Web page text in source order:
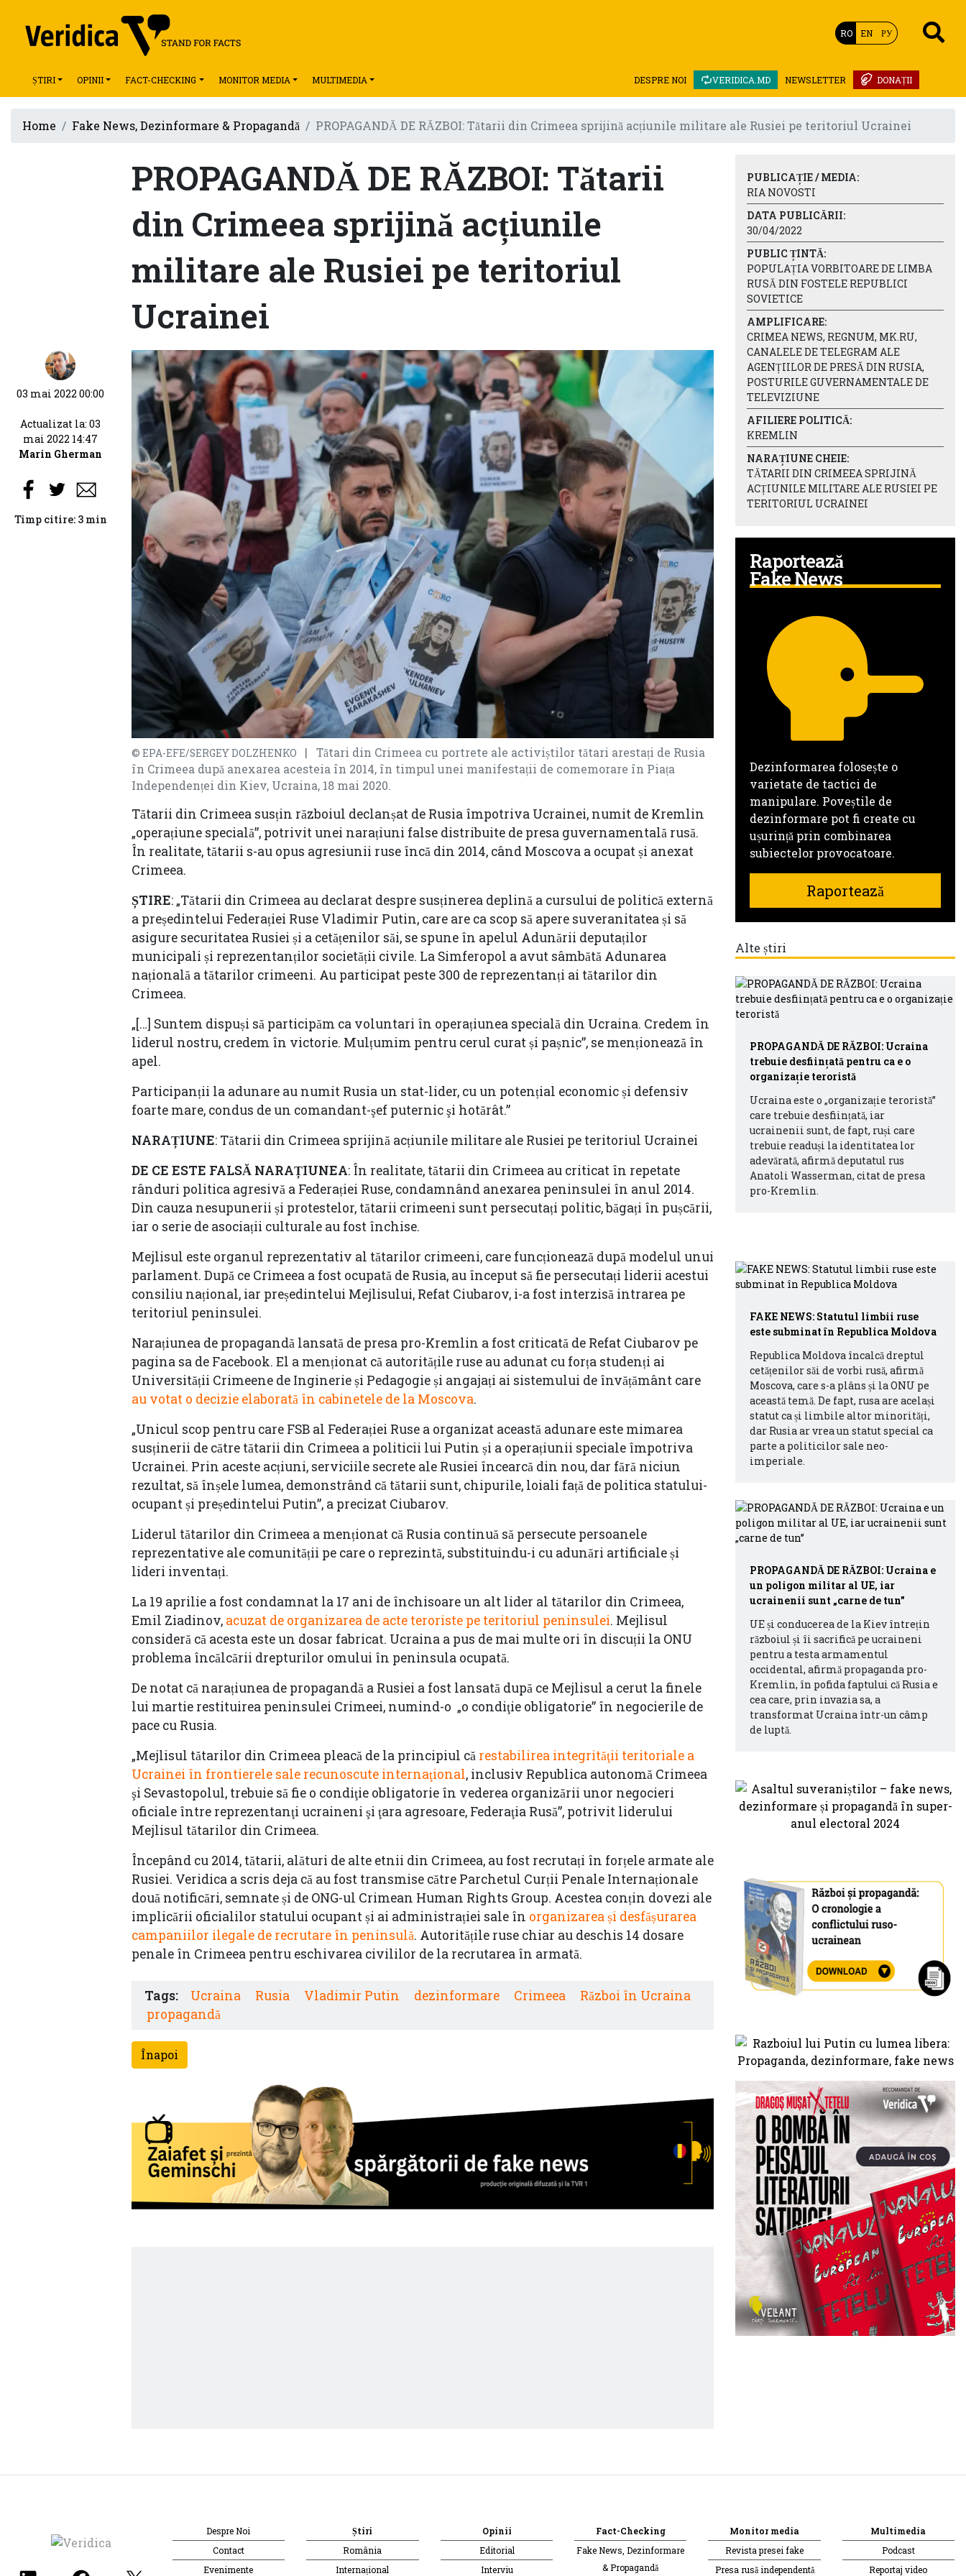
RO EN РУ
ȘTIRI OPINII FACT-CHECKING MONITOR MEDIA MULTIMEDIA DONAȚII
NEWSLETTER
VERIDICA.MD
DESPRE NOI
Home Fake News, Dezinformare & Propagandă PROPAGANDĂ DE RĂZBOI: Tătarii din Crimeea sprijină acțiunile militare ale Rusiei pe teritoriul Ucrainei
PROPAGANDĂ DE RĂZBOI: Tătarii
din Crimeea sprijină acțiunile
militare ale Rusiei pe teritoriul
Ucrainei
© EPA-EFE/SERGEY DOLZHENKO
| Tătari din Crimeea cu portrete ale activiștilor tătari arestați de Rusia
în Crimeea după anexarea acesteia în 2014, în timpul unei manifestații de comemorare în Piața
Independenței din Kiev, Ucraina, 18 mai 2020.
Tătarii din Crimeea susțin războiul declanșat de Rusia împotriva Ucrainei, numit de Kremlin
„operațiune specială”, potrivit unei narațiuni false distribuite de presa guvernamentală rusă.
În realitate, tătarii s-au opus agresiunii ruse încă din 2014, când Moscova a ocupat și anexat
Crimeea.
ȘTIRE: „Tătarii din Crimeea au declarat despre susținerea deplină a cursului de politică externă
a președintelui Federației Ruse Vladimir Putin, care are ca scop să apere suveranitatea și să
asigure securitatea Rusiei și a cetățenilor săi, se spune în apelul Adunării deputaților
municipali și reprezentanților societății civile. La Simferopol a avut sâmbătă Adunarea
națională a tătarilor crimeeni. Au participat peste 300 de reprezentanți ai tătarilor din
Crimeea.
„[…] Suntem dispuși să participăm ca voluntari în operațiunea specială din Ucraina. Credem în
liderul nostru, credem în victorie. Mulțumim pentru cerul curat și pașnic”, se menționează în
apel.
Participanții la adunare au numit Rusia un stat-lider, cu un potențial economic și defensiv
foarte mare, condus de un comandant-şef puternic şi hotărât.”
NARAȚIUNE: Tătarii din Crimeea sprijină acțiunile militare ale Rusiei pe teritoriul Ucrainei
DE CE ESTE FALSĂ NARAȚIUNEA: În realitate, tătarii din Crimeea au criticat în repetate
rânduri politica agresivă a Federației Ruse, condamnând anexarea peninsulei în anul 2014.
Din cauza nesupunerii și protestelor, tătarii crimeeni sunt persecutați politic, băgați în pușcării,
iar o serie de asociații culturale au fost închise.
Mejlisul este organul reprezentativ al tătarilor crimeeni, care funcționează după modelul unui
parlament. După ce Crimeea a fost ocupată de Rusia, au început să fie persecutați liderii acestui
consiliu național, iar președintelui Mejlisului, Refat Ciubarov, i-a fost interzisă intrarea pe
teritoriul peninsulei.
Narațiunea de propagandă lansată de presa pro-Kremlin a fost criticată de Refat Ciubarov pe
pagina sa de Facebook. El a menționat că autoritățile ruse au adunat cu forța studenți ai
Universității Crimeene de Inginerie și Pedagogie și angajați ai sistemului de învățământ care
au votat o decizie elaborată în cabinetele de la Moscova.
„Unicul scop pentru care FSB al Federației Ruse a organizat această adunare este mimarea
susținerii de către tătarii din Crimeea a politicii lui Putin și a operațiunii speciale împotriva
Ucrainei. Prin aceste acțiuni, serviciile secrete ale Rusiei încearcă din nou, dar fără niciun
rezultat, să înșele lumea, demonstrând că tătarii sunt, chipurile, loiali față de politica statului-
ocupant și președintelui Putin”, a precizat Ciubarov.
Liderul tătarilor din Crimeea a menționat că Rusia continuă să persecute persoanele
reprezentative ale comunității pe care o reprezintă, substituindu-i cu adunări artificiale și
lideri inventați.
La 19 aprilie a fost condamnat la 17 ani de închisoare un alt lider al tătarilor din Crimeea,
Emil Ziadinov, acuzat de organizarea de acte teroriste pe teritoriul peninsulei. Mejlisul
consideră că acesta este un dosar fabricat. Ucraina a pus de mai multe ori în discuții la ONU
problema încălcării drepturilor omului în peninsula ocupată.
De notat că narațiunea de propagandă a Rusiei a fost lansată după ce Mejlisul a cerut la finele
lui martie restituirea peninsulei Crimeei, numind-o „o condiţie obligatorie” în negocierile de
pace cu Rusia.
„Mejlisul tătarilor din Crimeea pleacă de la principiul că restabilirea integrităţii teritoriale a
Ucrainei în frontierele sale recunoscute internaţional, inclusiv Republica autonomă Crimeea
şi Sevastopolul, trebuie să fie o condiţie obligatorie în vederea organizării unor negocieri
oficiale între reprezentanţi ucraineni şi ţara agresoare, Federaţia Rusă”, potrivit liderului
Mejlisul tătarilor din Crimeea.
Începând cu 2014, tătarii, alături de alte etnii din Crimeea, au fost recrutați în forțele armate ale
Rusiei. Veridica a scris deja că au fost transmise către Parchetul Curții Penale Internaționale
două notificări, semnate și de ONG-ul Crimean Human Rights Group. Acestea conțin dovezi ale
implicării oficialilor statului ocupant și ai administrației sale în organizarea și desfășurarea
campaniilor ilegale de recrutare în peninsulă. Autoritățile ruse chiar au deschis 14 dosare
penale în Crimeea pentru eschivarea civililor de la recrutarea în armată.
Tags: Ucraina Rusia Vladimir Putin dezinformare Crimeea
Război în Ucraina
propagandă
Înapoi
03 mai 2022 00:00
Actualizat la: 03
mai 2022 14:47
Marin Gherman
Timp citire: 3 min
PUBLICAȚIE / MEDIA:
RIA NOVOSTI
DATA PUBLICĂRII:
30/04/2022
PUBLIC ȚINTĂ:
POPULAȚIA VORBITOARE DE LIMBA
RUSĂ DIN FOSTELE REPUBLICI
SOVIETICE
AMPLIFICARE:
CRIMEA NEWS, REGNUM, MK.RU,
CANALELE DE TELEGRAM ALE
AGENȚIILOR DE PRESĂ DIN RUSIA,
POSTURILE GUVERNAMENTALE DE
TELEVIZIUNE
AFILIERE POLITICĂ:
KREMLIN
NARAȚIUNE CHEIE:
TĂTARII DIN CRIMEEA SPRIJINĂ
ACȚIUNILE MILITARE ALE RUSIEI PE
TERITORIUL UCRAINEI
Raportează
Fake News
Dezinformarea folosește o
varietate de tactici de
manipulare. Poveștile de
dezinformare pot fi create cu
ușurință prin combinarea
subiectelor provocatoare.
Raportează
Alte știri
PROPAGANDĂ DE RĂZBOI: Ucraina
trebuie desființată pentru ca e o
organizație teroristă
Ucraina este o „organizație teroristă”
care trebuie desființată, iar
ucrainenii sunt, de fapt, ruși care
trebuie readuși la identitatea lor
adevărată, afirmă deputatul rus
Anatoli Wasserman, citat de presa
pro-Kremlin.
FAKE NEWS: Statutul limbii ruse
este subminat în Republica Moldova
Republica Moldova încalcă dreptul
cetățenilor săi de vorbi rusă, afirmă
Moscova, care s-a plâns și la ONU pe
această temă. De fapt, rusa are același
statut ca și limbile altor minorități,
dar Rusia ar vrea un statut special ca
parte a politicilor sale neo-
imperiale.
PROPAGANDĂ DE RĂZBOI: Ucraina e
un poligon militar al UE, iar
ucrainenii sunt „carne de tun”
UE și conducerea de la Kiev întrețin
războiul și îi sacrifică pe ucraineni
pentru a testa armamentul
occidental, afirmă propaganda pro-
Kremlin, în pofida faptului că Rusia e
cea care, prin invazia sa, a
transformat Ucraina într-un câmp
de luptă.
Despre Noi
Contact
Evenimente
Știri
România
Internațional
Opinii
Editorial
Interviu
Fact-Checking
Fake News, Dezinformare
& Propagandă
Monitor media
Revista presei fake
Presa rusă independentă
Multimedia
Podcast
Reportaj video